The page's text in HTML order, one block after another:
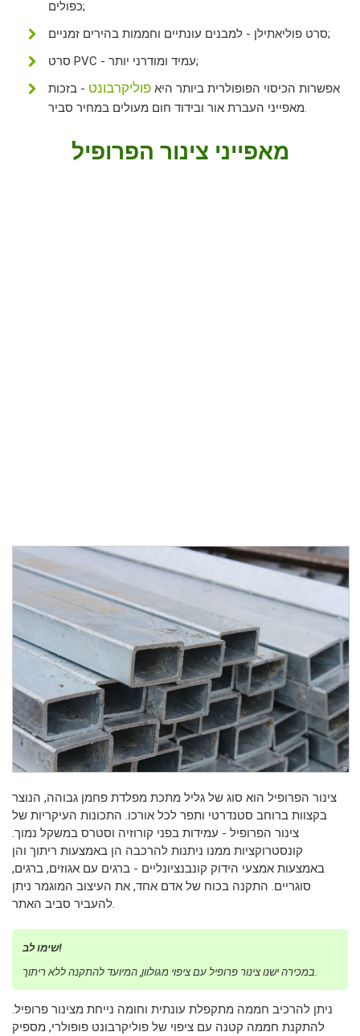
כפולים;
סרט פוליאתילן - למבנים עונתיים וחממות בהירים זמניים;
סרט PVC - עמיד ומודרני יותר;
אפשרות הכיסוי הפופולרית ביותר היא פוליקרבונט - בזכות
מאפייני העברת אור ובידוד חום מעולים במחיר סביר.
מאפייני צינור הפרופיל
צינור הפרופיל הוא סוג של גליל מתכת מפלדת פחמן גבוהה, הנוצר
בקצוות ברוחב סטנדרטי ותפר לכל אורכו. התכונות העיקריות של
צינור הפרופיל - עמידות בפני קורוזיה וסטרס במשקל נמוך.
קונסטרוקציות ממנו ניתנות להרכבה הן באמצעות ריתוך והן
באמצעות אמצעי הידוק קונבנציונליים - ברגים עם אגוזים, ברגים,
סוגריים. התקנה בכוח של אדם אחד, את העיצוב המוגמר ניתן
שימו לב!
ניתן להרכיב חממה מתקפלת עונתית וחומה נייחת מצינור פרופיל.
להתקנת חממה קטנה עם ציפוי של פוליקרבונט פופולרי, מספיק